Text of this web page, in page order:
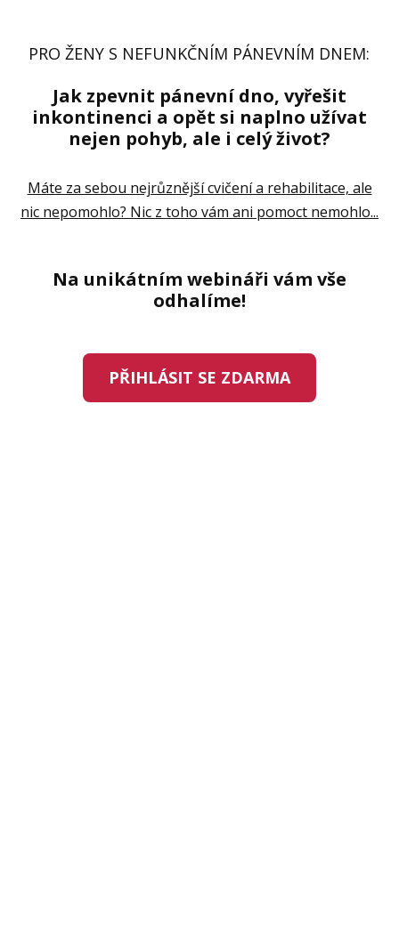
PRO ŽENY S NEFUNKČNÍM PÁNEVNÍM DNEM:
Jak zpevnit pánevní dno, vyřešit
inkontinenci a opět si naplno užívat
nejen pohyb, ale i celý život?
Máte za sebou nejrůznější cvičení a rehabilitace, ale
nic nepomohlo? Nic z toho vám ani pomoct nemohlo...
Na unikátním webináři vám vše
odhalíme!
PŘIHLÁSIT SE ZDARMA